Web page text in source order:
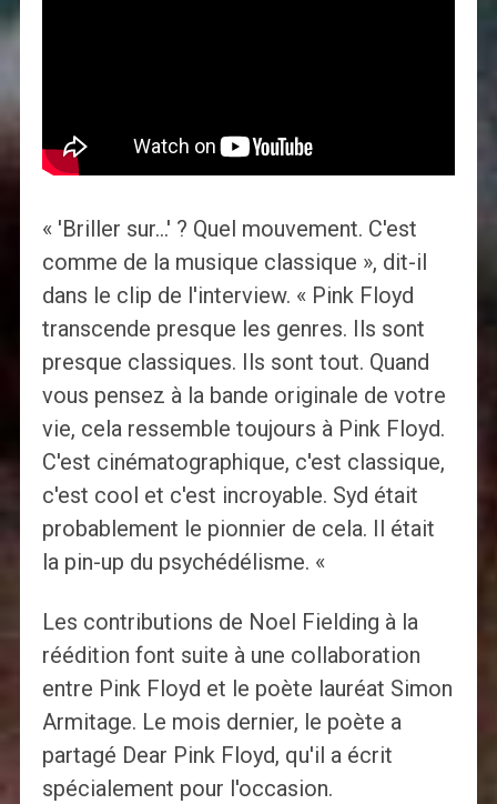
« 'Briller sur…' ? Quel mouvement. C'est
comme de la musique classique », dit-il
dans le clip de l'interview. « Pink Floyd
transcende presque les genres. Ils sont
presque classiques. Ils sont tout. Quand
vous pensez à la bande originale de votre
vie, cela ressemble toujours à Pink Floyd.
C'est cinématographique, c'est classique,
c'est cool et c'est incroyable. Syd était
probablement le pionnier de cela. Il était
la pin-up du psychédélisme. «
Les contributions de Noel Fielding à la
réédition font suite à une collaboration
entre Pink Floyd et le poète lauréat Simon
Armitage. Le mois dernier, le poète a
partagé Dear Pink Floyd, qu'il a écrit
spécialement pour l'occasion.